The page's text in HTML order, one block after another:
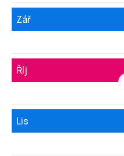
Zář
Říj
Lis